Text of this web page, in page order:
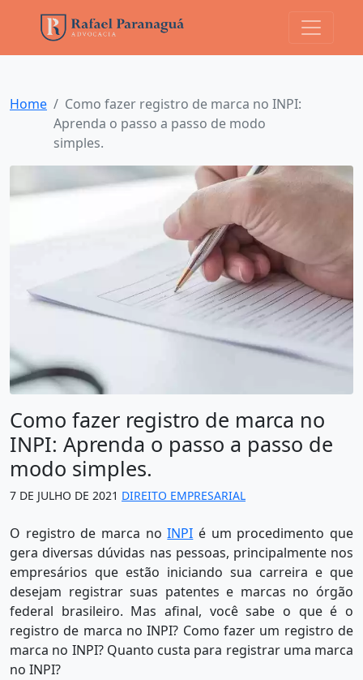
Home
Como fazer registro de marca no INPI:
Aprenda o passo a passo de modo
simples.
Como fazer registro de marca no
INPI: Aprenda o passo a passo de
modo simples.
7 DE JULHO DE 2021 DIREITO EMPRESARIAL
O registro de marca noINPI é um procedimento que
gera diversas dúvidas nas pessoas, principalmente nos
empresários que estão iniciando sua carreira e que
desejam registrar suas patentes e marcas no órgão
federal brasileiro. Mas afinal, você sabe o que é o
registro de marca no INPI? Como fazer um registro de
marca no INPI? Quanto custa para registrar uma marca
no INPI?